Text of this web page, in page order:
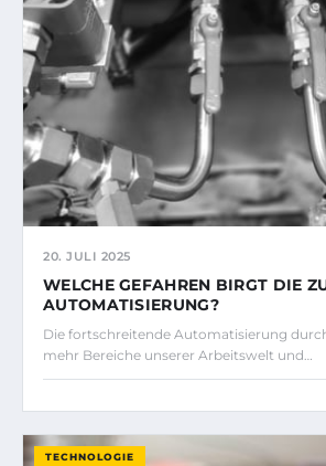
20. JULI 2025
WELCHE GEFAHREN BIRGT DIE
AUTOMATISIERUNG?
Die fortschreitende Automatisierung
mehr Bereiche unserer Arbeitswelt und…
TECHNOLOGIE